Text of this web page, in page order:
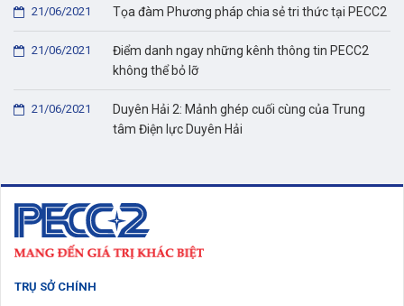
Tọa đàm Phương pháp chia sẻ tri thức tại PECC2
21/06/2021
Điểm danh ngay những kênh thông tin PECC2
không thể bỏ lỡ
21/06/2021
Duyên Hải 2: Mảnh ghép cuối cùng của Trung
tâm Điện lực Duyên Hải
21/06/2021
TRỤ SỞ CHÍNH